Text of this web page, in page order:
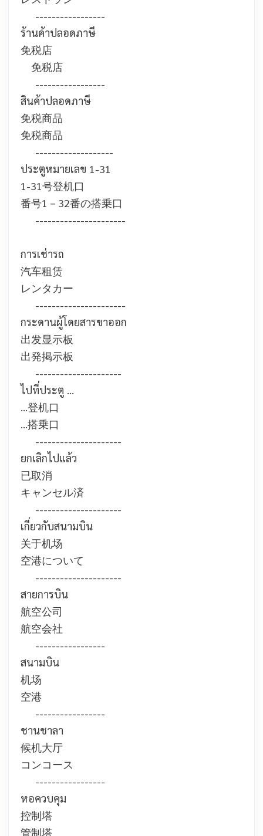
-----------------
ร้านค้าปลอดภาษี
免税店
免税店
-----------------
สินค้าปลอดภาษี
免税商品
免税商品
-------------------
ประตูหมายเลข 1-31
1-31号登机口
番号1－32番の搭乗口
----------------------
การเช่ารถ
汽车租赁
レンタカー
----------------------
กระดานผู้โดยสารขาออก
出发显示板
出発掲示板
---------------------
ไปที่ประตู …
…登机口
…搭乗口
---------------------
ยกเลิกไปแล้ว
已取消
キャンセル済
---------------------
เกี่ยวกับสนามบิน
关于机场
空港について
---------------------
สายการบิน
航空公司
航空会社
-----------------
สนามบิน
机场
空港
-----------------
ชานชาลา
候机大厅
コンコース
-----------------
หอควบคุม
控制塔
管制塔